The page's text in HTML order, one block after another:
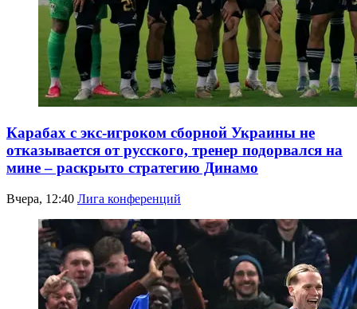
Карабах с экс-игроком сборной Украины не
отказывается от русского, тренер подорвался на
мине – раскрыто стратегию Динамо
Вчера, 12:40 Лига конференций